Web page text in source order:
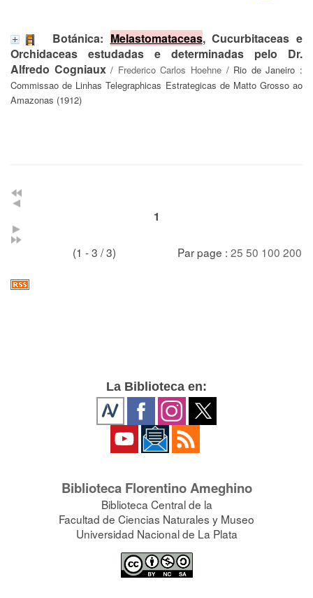
Botánica: Melastomataceas, Cucurbitaceas e
Orchidaceas estudadas e determinadas pelo Dr.
Alfredo Cogniaux/ Frederico Carlos Hoehne / Rio de Janeiro :
Commissao de Linhas Telegraphicas Estrategicas de Matto Grosso ao
Amazonas (1912)
1
(1 - 3 / 3) Par page : 25 50 100 200
La Biblioteca en:
Biblioteca Florentino Ameghino
Biblioteca Central de la
Facultad de Ciencias Naturales y Museo
Universidad Nacional de La Plata